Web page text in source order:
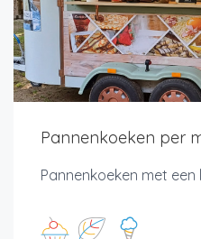
Pannenkoeken per
Pannenkoeken met